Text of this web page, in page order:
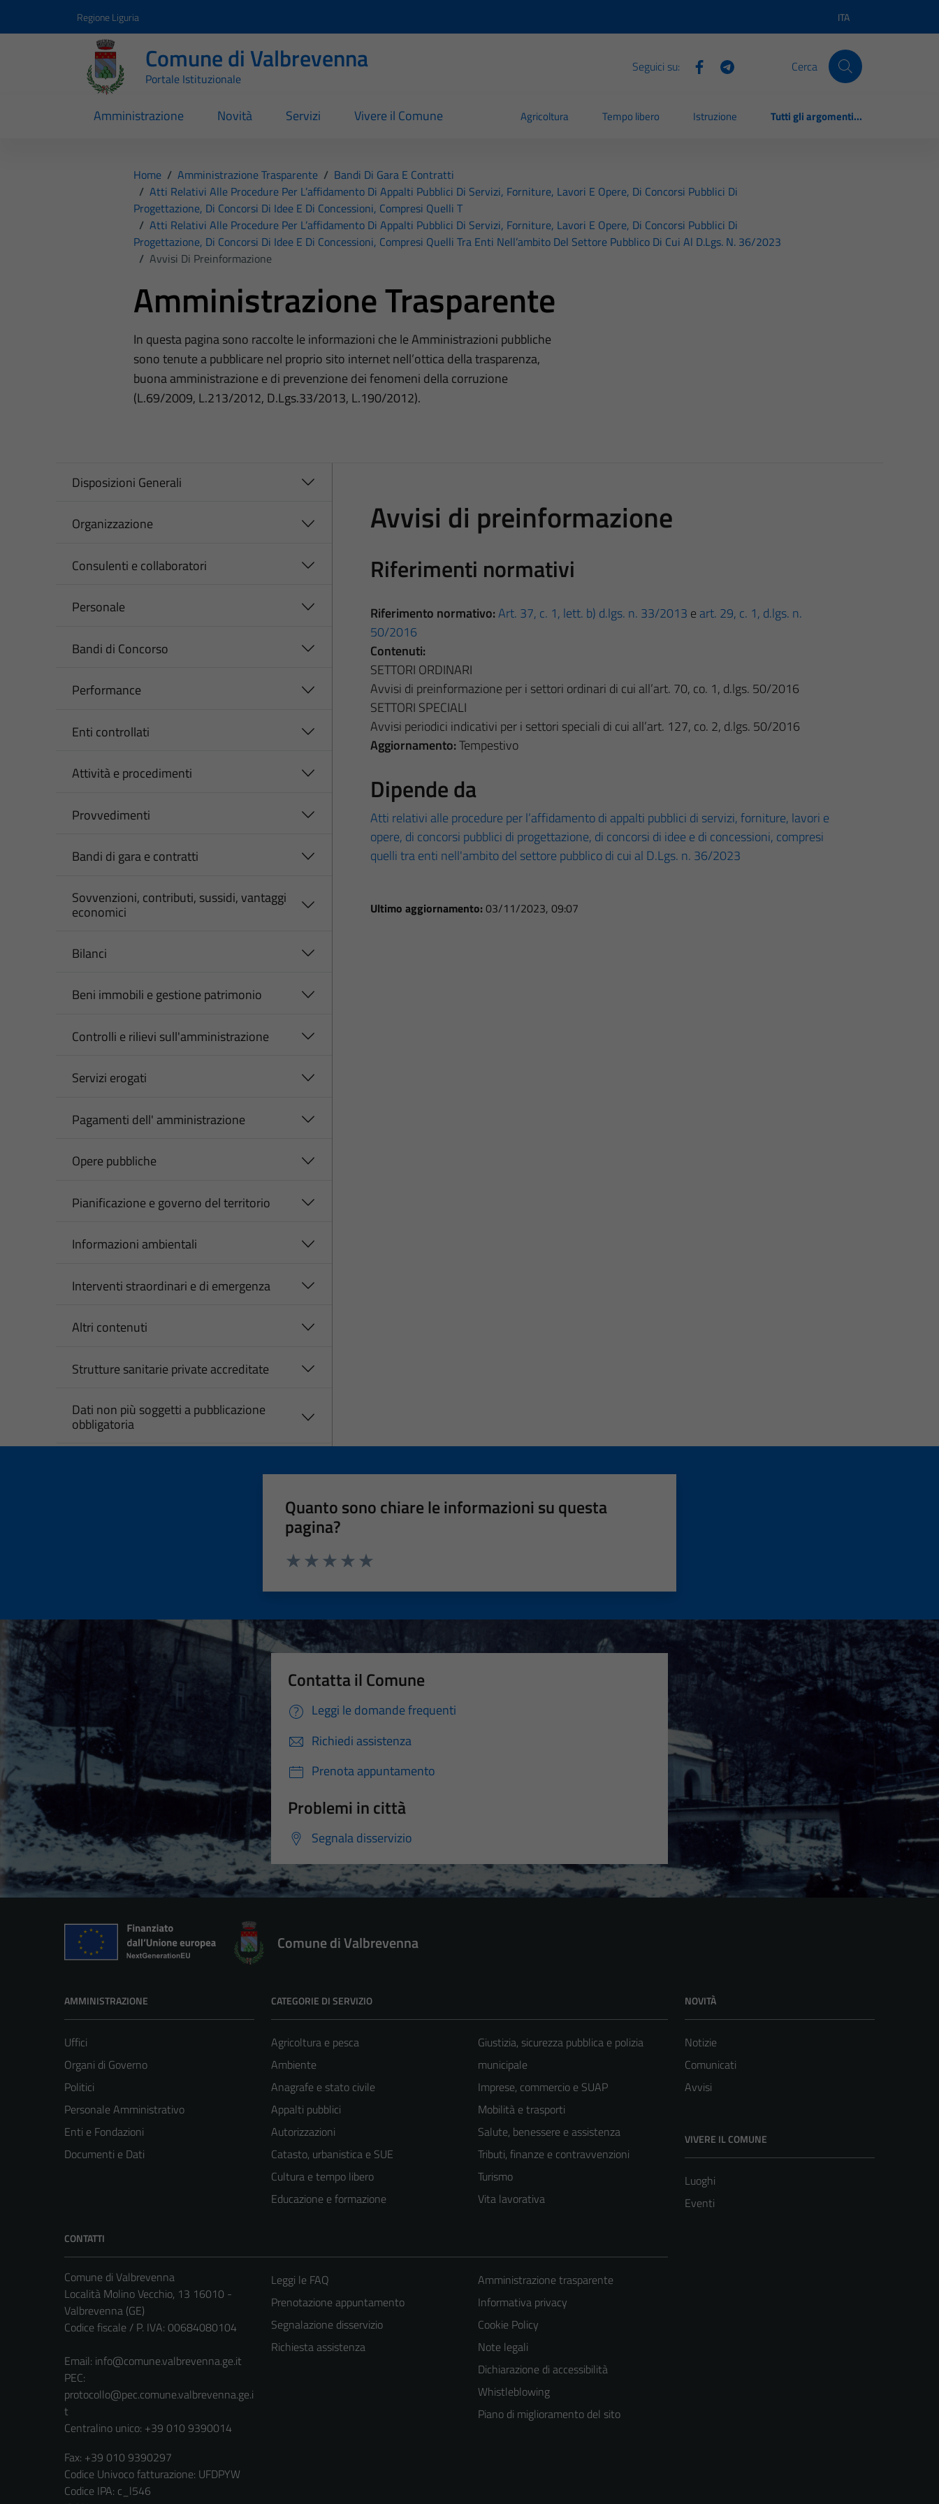
Regione Liguria Lingua attiva:
ITA
Comune di Valbrevenna
Portale Istituzionale
Seguici su: Cerca
Amministrazione Novità Servizi Vivere il Comune Agricoltura Tempo libero Istruzione Tutti gli argomenti...
Home / Amministrazione Trasparente / Bandi Di Gara E Contratti
/ Atti Relativi Alle Procedure Per L’affidamento Di Appalti Pubblici Di Servizi, Forniture, Lavori E Opere, Di Concorsi Pubblici Di
Progettazione, Di Concorsi Di Idee E Di Concessioni, Compresi Quelli T
/ Atti Relativi Alle Procedure Per L’affidamento Di Appalti Pubblici Di Servizi, Forniture, Lavori E Opere, Di Concorsi Pubblici Di
Progettazione, Di Concorsi Di Idee E Di Concessioni, Compresi Quelli Tra Enti Nell’ambito Del Settore Pubblico Di Cui Al D.Lgs. N. 36/2023
/ Avvisi Di Preinformazione
Amministrazione Trasparente
In questa pagina sono raccolte le informazioni che le Amministrazioni pubbliche
sono tenute a pubblicare nel proprio sito internet nell’ottica della trasparenza,
buona amministrazione e di prevenzione dei fenomeni della corruzione
(L.69/2009, L.213/2012, D.Lgs.33/2013, L.190/2012).
Disposizioni Generali
Organizzazione
Consulenti e collaboratori
Personale
Bandi di Concorso
Performance
Enti controllati
Attività e procedimenti
Provvedimenti
Bandi di gara e contratti
Sovvenzioni, contributi, sussidi, vantaggi
economici
Bilanci
Beni immobili e gestione patrimonio
Controlli e rilievi sull'amministrazione
Servizi erogati
Pagamenti dell' amministrazione
Opere pubbliche
Pianificazione e governo del territorio
Informazioni ambientali
Interventi straordinari e di emergenza
Altri contenuti
Strutture sanitarie private accreditate
Dati non più soggetti a pubblicazione
obbligatoria
Avvisi di preinformazione
Riferimenti normativi
Riferimento normativo:Art. 37, c. 1, lett. b) d.lgs. n. 33/2013 e art. 29, c. 1, d.lgs. n.
50/2016
Contenuti:
SETTORI ORDINARI
Avvisi di preinformazione per i settori ordinari di cui all’art. 70, co. 1, d.lgs. 50/2016
SETTORI SPECIALI
Avvisi periodici indicativi per i settori speciali di cui all’art. 127, co. 2, d.lgs. 50/2016
Aggiornamento:Tempestivo
Dipende da
Atti relativi alle procedure per l’affidamento di appalti pubblici di servizi, forniture, lavori e
opere, di concorsi pubblici di progettazione, di concorsi di idee e di concessioni, compresi
quelli tra enti nell'ambito del settore pubblico di cui al D.Lgs. n. 36/2023
Ultimo aggiornamento: 03/11/2023, 09:07
Quanto sono chiare le informazioni su questa
pagina?
Contatta il Comune
Leggi le domande frequenti
Richiedi assistenza
Prenota appuntamento
Problemi in città
Segnala disservizio
Comune di Valbrevenna
AMMINISTRAZIONE
Uffici
Organi di Governo
Politici
Personale Amministrativo
Enti e Fondazioni
Documenti e Dati
CATEGORIE DI SERVIZIO
Agricoltura e pesca
Ambiente
Anagrafe e stato civile
Appalti pubblici
Autorizzazioni
Catasto, urbanistica e SUE
Cultura e tempo libero
Educazione e formazione
Giustizia, sicurezza pubblica e polizia
municipale
Imprese, commercio e SUAP
Mobilità e trasporti
Salute, benessere e assistenza
Tributi, finanze e contravvenzioni
Turismo
Vita lavorativa
NOVITÀ
Notizie
Comunicati
Avvisi
VIVERE IL COMUNE
Luoghi
Eventi
CONTATTI
Comune di Valbrevenna
Località Molino Vecchio, 13 16010 -
Valbrevenna (GE)
Codice fiscale / P. IVA: 00684080104
Email: info@comune.valbrevenna.ge.it
PEC:
protocollo@pec.comune.valbrevenna.ge.i
t
Centralino unico: +39 010 9390014
Fax: +39 010 9390297
Codice Univoco fatturazione: UFDPYW
Codice IPA: c_l546
Leggi le FAQ
Prenotazione appuntamento
Segnalazione disservizio
Richiesta assistenza
Amministrazione trasparente
Informativa privacy
Cookie Policy
Note legali
Dichiarazione di accessibilità
Whistleblowing
Piano di miglioramento del sito